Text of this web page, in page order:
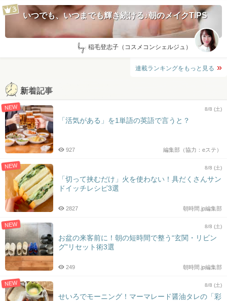
いつでも、いつまでも輝き続ける♪朝のメイクTIPS
by: 稲毛登志子（コスメコンシェルジュ）
連載ランキングをもっと見る
新着記事
NEW 8/8 (土)
「活気がある」を1単語の英語で言うと？
編集部（協力：eステ）
927
NEW 8/8 (土)
「切って挟むだけ」火を使わない！具だくさんサン
ドイッチレシピ3選
朝時間.jp編集部
2827
NEW 8/8 (土)
お盆の来客前に！朝の短時間で整う“玄関・リビン
グ”リセット術3選
朝時間.jp編集部
249
NEW 8/8 (土)
せいろでモーニング！マーマレード醤油タレの「彩